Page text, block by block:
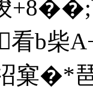
b柴
窠�*